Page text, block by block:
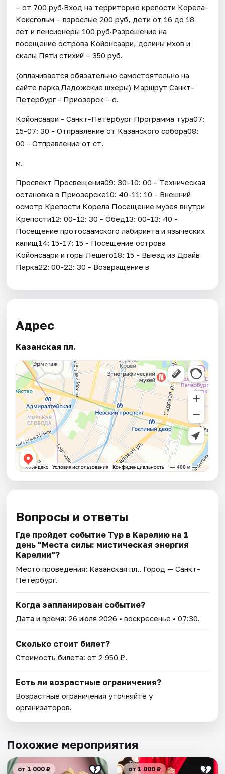
– от 700 руб·Вход на территорию крепости Корела-
Кексгольм – взрослые 200 руб, дети от 16 до 18
лет и пенсионеры 100 руб·Разрешение на
посещение острова Койонсаари, долины мхов и
скалы Пяти стихий – 350 руб.
(оплачивается обязательно самостоятельно на
сайте парка Ладожские шхеры) Маршрут Санкт-
Петербург - Приозерск – о.
Койонсаари - Санкт-Петербург Программа тура07:
15-07: 30 - Отправление от Казанского собора08:
00 - Отправление от ст.
м.
Проспект Просвещения09: 30-10: 00 - Техническая
остановка в Приозерске10: 40-11: 10 - Внешний
осмотр Крепости Корела Посещение музея внутри
Крепости12: 00-12: 30 - Обед13: 00-13: 40 -
Посещение протосаамского лабиринта и языческих
капищ14: 15-17: 15 - Посещение острова
Койонсаари и горы Лешего18: 15 - Выезд из Драйв
Парка22: 00-22: 30 - Возвращение в
Адрес
Казанская пл.
Вопросы и ответы
Где пройдет событие Тур в Карелию на 1
день "Места силы: мистическая энергия
Карелии"?
Место проведения: Казанская пл.. Город — Санкт-
Петербург.
Когда запланирован событие?
Дата и время:26 июля 2026 • воскресенье • 07:30.
Сколько стоит билет?
Стоимость билета: от 2 950 ₽.
Есть ли возрастные ограничения?
Возрастные ограничения уточняйте у
организаторов.
Похожие мероприятия
от 1 000 ₽ от 1 000 ₽